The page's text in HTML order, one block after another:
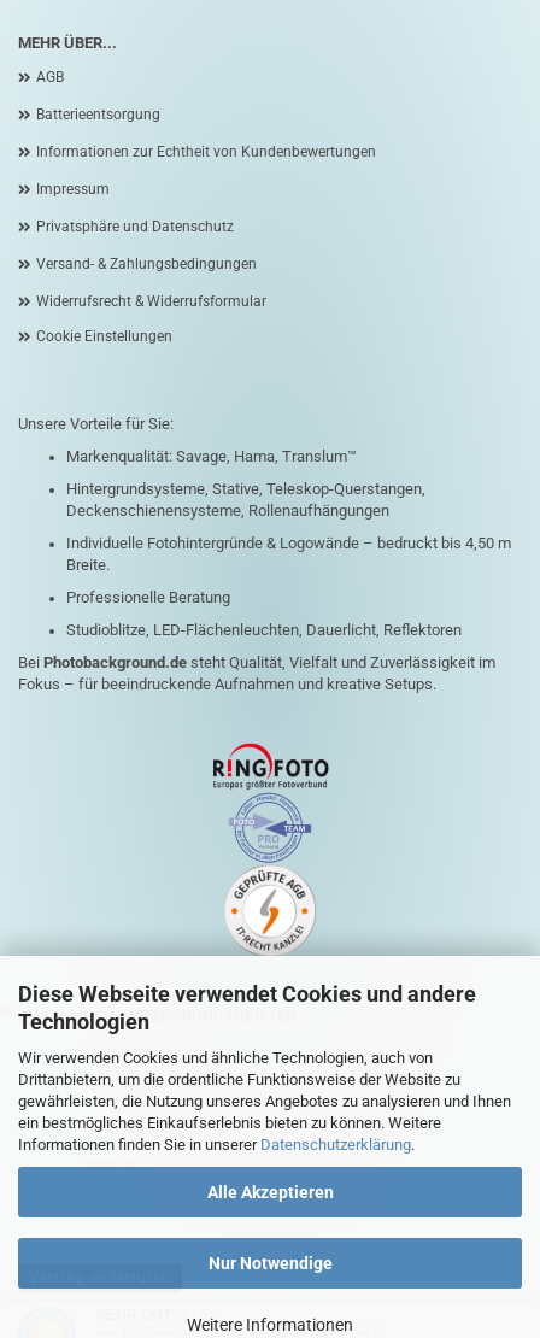
Diese Webseite verwendet Cookies und andere
Technologien
Wir verwenden Cookies und ähnliche Technologien, auch von
Drittanbietern, um die ordentliche Funktionsweise der Website zu
gewährleisten, die Nutzung unseres Angebotes zu analysieren und Ihnen
ein bestmögliches Einkaufserlebnis bieten zu können. Weitere
Informationen finden Sie in unserer Datenschutzerklärung.
Alle Akzeptieren
Nur Notwendige
Weitere Informationen
MEHR ÜBER...
AGB
Batterieentsorgung
Informationen zur Echtheit von Kundenbewertungen
Impressum
Privatsphäre und Datenschutz
Versand- & Zahlungsbedingungen
Widerrufsrecht & Widerrufsformular
Cookie Einstellungen
Unsere Vorteile für Sie:
Markenqualität: Savage, Hama, Translum™
Hintergrundsysteme, Stative, Teleskop-Querstangen,
Deckenschienensysteme, Rollenaufhängungen
Individuelle Fotohintergründe & Logowände – bedruckt bis 4,50 m
Breite.
Professionelle Beratung
Studioblitze, LED-Flächenleuchten, Dauerlicht, Reflektoren
Bei Photobackground.de steht Qualität, Vielfalt und Zuverlässigkeit im
Fokus – für beeindruckende Aufnahmen und kreative Setups.
QUICK-LINKS HINTERGRUNDANBIETER
Mein Konto
Warenkorb
Zur Kasse
Sitemap
(5 / 5)
Bewertungen bei: ebay.de, shopvote.de ⓘ